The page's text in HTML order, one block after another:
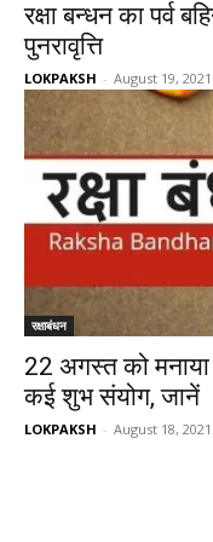
रक्षा बन्धन का पर्व
पुनरावृत्ति
LOKPAKSH - August 19, 2021
रक्षाबंधन
22 अगस्त को मनाया
कई शुभ संयोग, जानें
LOKPAKSH - August 18, 2021